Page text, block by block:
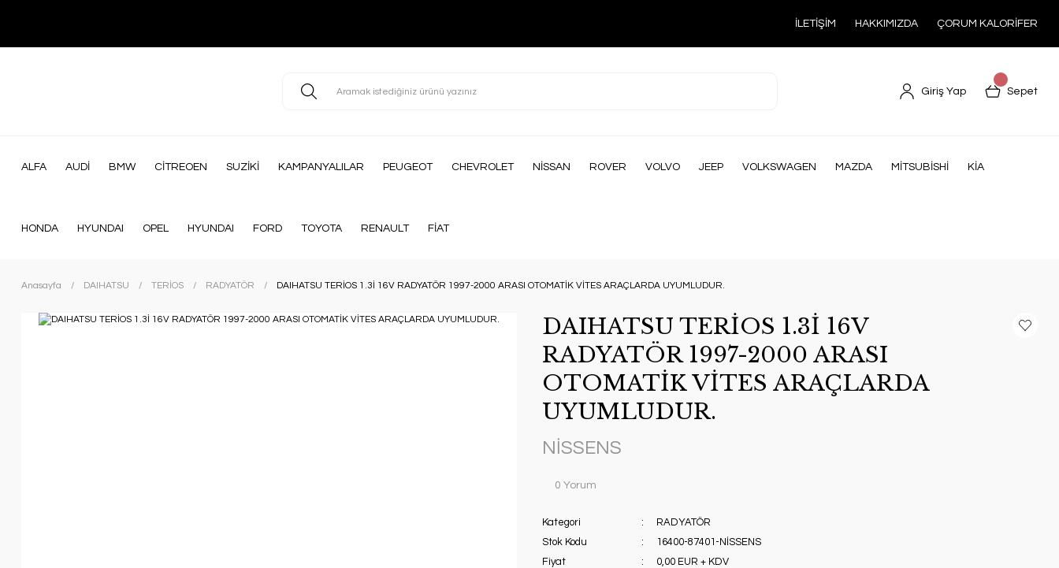
İLETİŞİM HAKKIMIZDA ÇORUM KALORİFER
Giriş Yap Sepet
ALFA AUDİ BMW CİTREOEN SUZİKİ KAMPANYALILAR PEUGEOT CHEVROLET NİSSAN ROVER VOLVO JEEP VOLKSWAGEN MAZDA MİTSUBİSHİ KİA
HONDA HYUNDAI OPEL HYUNDAI FORD TOYOTA RENAULT FİAT
Anasayfa DAIHATSU TERİOS RADYATÖR DAIHATSU TERİOS 1.3İ 16V RADYATÖR 1997-2000 ARASI OTOMATİK VİTES ARAÇLARDA UYUMLUDUR.
DAIHATSU TERİOS 1.3İ 16V
RADYATÖR 1997-2000 ARASI
OTOMATİK VİTES ARAÇLARDA
UYUMLUDUR.
NİSSENS
0 Yorum
Kategori
RADYATÖR
Stok Kodu
16400-87401-NİSSENS
Fiyat
0,00 EUR + KDV